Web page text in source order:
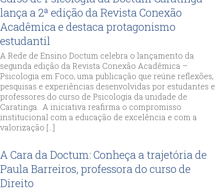
lança a 2ª edição da Revista Conexão
Acadêmica e destaca protagonismo
estudantil
A Rede de Ensino Doctum celebra o lançamento da
segunda edição da Revista Conexão Acadêmica –
Psicologia em Foco, uma publicação que reúne reflexões,
pesquisas e experiências desenvolvidas por estudantes e
professores do curso de Psicologia da unidade de
Caratinga. A iniciativa reafirma o compromisso
institucional com a educação de excelência e com a
valorização […]
A Cara da Doctum: Conheça a trajetória de
Paula Barreiros, professora do curso de
Direito